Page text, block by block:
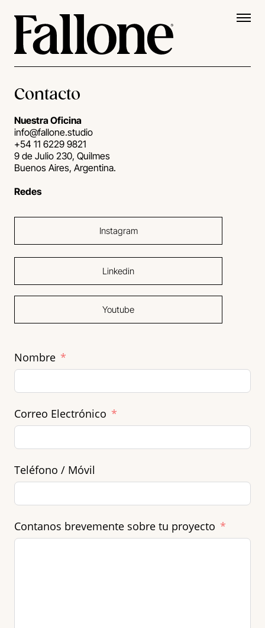
application/json; charset=utf-8 Host:
api.indexnow.org { "host": "fallone.studio", "key":
"https://www.fallone.studio/b65b98d2d352409db03d
f008af710c11.txt", "urlList": [
"https://www.fallone.studio" ] }
.
Contacto
Nuestra Oficina
info@fallone.studio
+54 11 6229 9821
9 de Julio 230, Quilmes
Buenos Aires, Argentina.
Redes
Instagram
Linkedin
Youtube
Nombre
Correo Electrónico
Teléfono / Móvil
Contanos brevemente sobre tu proyecto